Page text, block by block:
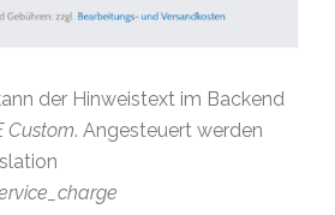
der Hinweistext im Backend
Custom. Angesteuert werden